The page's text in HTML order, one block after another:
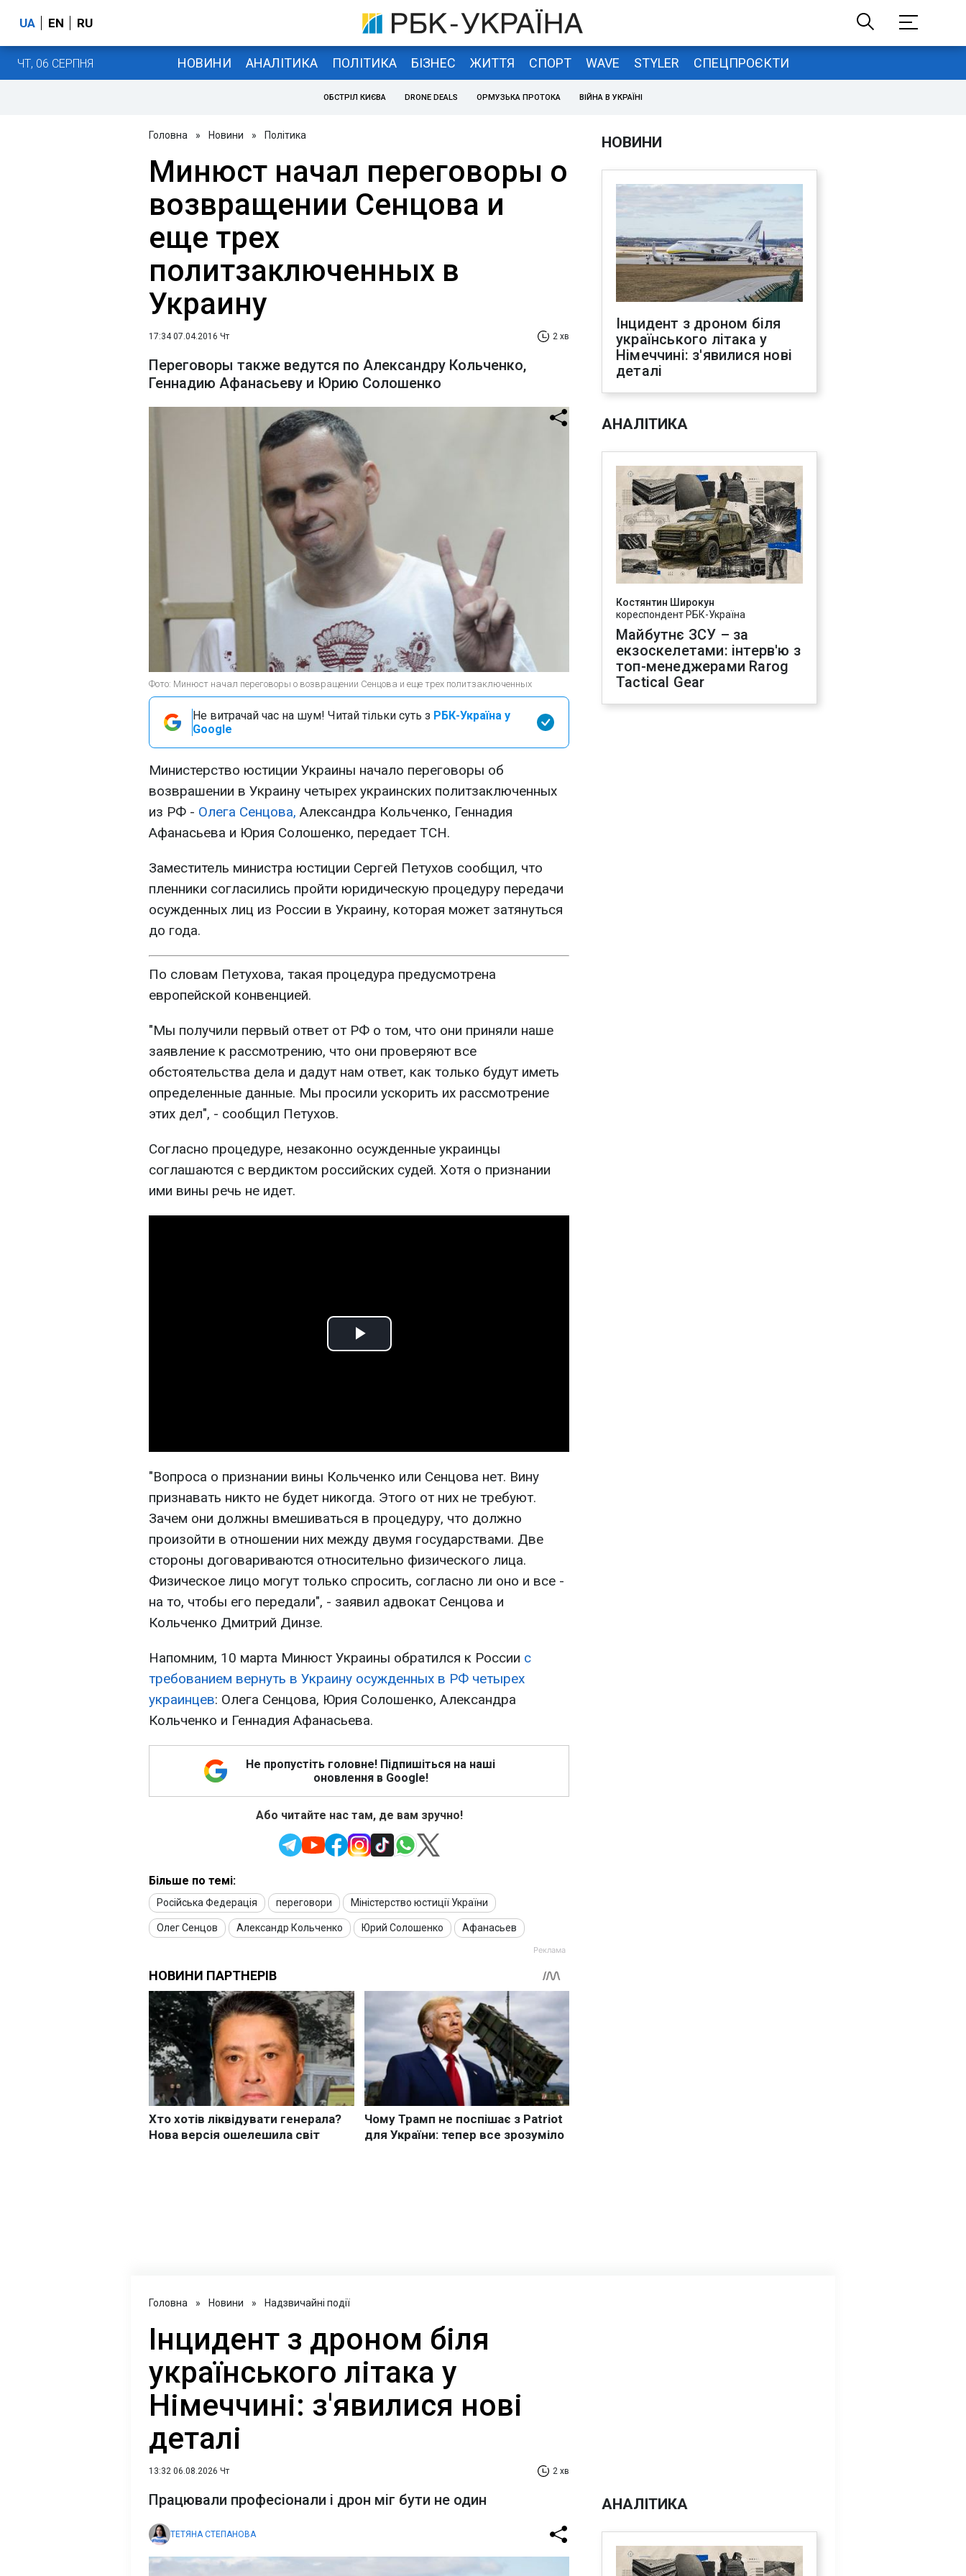
UA EN RU
ЧТ, 06 СЕРПНЯ НОВИНИ АНАЛІТИКА ПОЛІТИКА БІЗНЕС ЖИТТЯ СПОРТ WAVE STYLER СПЕЦПРОЄКТИ
ОБСТРІЛ КИЄВА DRONE DEALS ОРМУЗЬКА ПРОТОКА ВІЙНА В УКРАЇНІ
Головна » Новини » Політика
Минюст начал переговоры о
возвращении Сенцова и
еще трех
политзаключенных в
Украину
17:34 07.04.2016 Чт 2 хв
Переговоры также ведутся по Александру Кольченко,
Геннадию Афанасьеву и Юрию Солошенко
Фото: Минюст начал переговоры о возвращении Сенцова и еще трех политзаключенных
Не витрачай час на шум! Читай тільки суть з РБК-Україна у
Google
Министерство юстиции Украины начало переговоры об
возврашении в Украину четырех украинских политзаключенных
из РФ - Олега Сенцова, Александра Кольченко, Геннадия
Афанасьева и Юрия Солошенко, передает ТСН.
Заместитель министра юстиции Сергей Петухов сообщил, что
пленники согласились пройти юридическую процедуру передачи
осужденных лиц из России в Украину, которая может затянуться
до года.
По словам Петухова, такая процедура предусмотрена
европейской конвенцией.
"Мы получили первый ответ от РФ о том, что они приняли наше
заявление к рассмотрению, что они проверяют все
обстоятельства дела и дадут нам ответ, как только будут иметь
определенные данные. Мы просили ускорить их рассмотрение
этих дел", - сообщил Петухов.
Согласно процедуре, незаконно осужденные украинцы
соглашаются с вердиктом российских судей. Хотя о признании
ими вины речь не идет.
Play
"Вопроса о признании вины Кольченко или Сенцова нет. Вину
признавать никто не будет никогда. Этого от них не требуют.
Зачем они должны вмешиваться в процедуру, что должно
произойти в отношении них между двумя государствами. Две
стороны договариваются относительно физического лица.
Физическое лицо могут только спросить, согласно ли оно и все -
на то, чтобы его передали", - заявил адвокат Сенцова и
Кольченко Дмитрий Динзе.
Напомним, 10 марта Минюст Украины обратился к России с
требованием вернуть в Украину осужденных в РФ четырех
украинцев: Олега Сенцова, Юрия Солошенко, Александра
Кольченко и Геннадия Афанасьева.
Не пропустіть головне! Підпишіться на наші
оновлення в Google!
Або читайте нас там, де вам зручно!
Більше по темі:
Російська Федерація переговори Міністерство юстиції України
Олег Сенцов Александр Кольченко Юрий Солошенко Афанасьев
НОВИНИ
Інцидент з дроном біля
українського літака у
Німеччині: з'явилися нові
деталі
АНАЛІТИКА
Костянтин Широкун
кореспондент РБК-Україна
Майбутнє ЗСУ – за
екзоскелетами: інтерв'ю з
топ-менеджерами Rarog
Tactical Gear
Головна » Новини » Надзвичайні події
Інцидент з дроном біля
українського літака у
Німеччині: з'явилися нові
деталі
13:32 06.08.2026 Чт 2 хв
Працювали професіонали і дрон міг бути не один
ТЕТЯНА СТЕПАНОВА
АНАЛІТИКА